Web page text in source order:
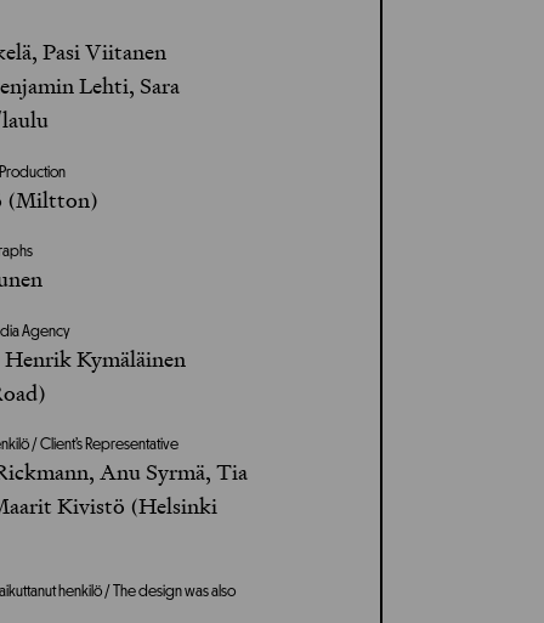
Pasi Viitanen
Lehti, Sara
(Miltton)
Agency
Henrik Kymäläinen
/ Client’s Representative
Anu Syrmä, Tia
Kivistö (Helsinki
henkilö / The design was also